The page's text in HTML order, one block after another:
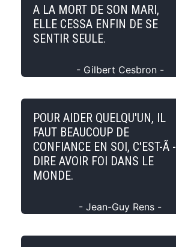
A LA MORT DE SON MARI,
ELLE CESSA ENFIN DE SE
SENTIR SEULE.
- Gilbert Cesbron -
POUR AIDER QUELQU'UN, IL
FAUT BEAUCOUP DE
CONFIANCE EN SOI, C'EST-Ã -
DIRE AVOIR FOI DANS LE
MONDE.
- Jean-Guy Rens -